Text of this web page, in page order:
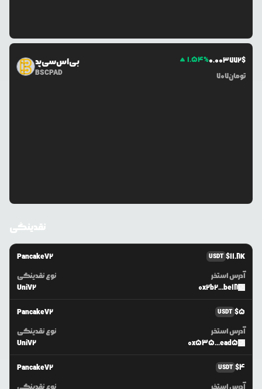
بی‌اس‌سی‌پد
BSCPAD
1.54%0.003772$
707تومان
نقدینگی
PancakeV2 USDT $11.8K
نوع نقدینگی
UniV2
آدرس استخر
0x2b2...be18
PancakeV2 USDT $5
نوع نقدینگی
UniV2
آدرس استخر
0x535...ead5
PancakeV2 USDT $4
نوع نقدینگی آدرس استخر